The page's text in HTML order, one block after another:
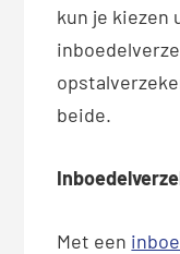
kun je kiezen
beide.
Met een